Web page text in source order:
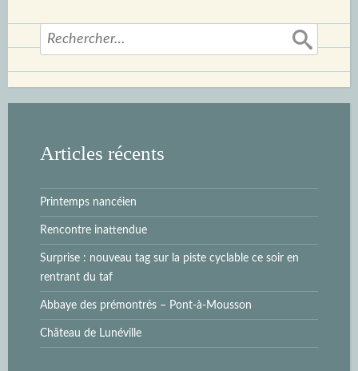
Rechercher :
Articles récents
Printemps nancéien
Rencontre inattendue
Surprise : nouveau tag sur la piste cyclable ce soir en
rentrant du taf
Abbaye des prémontrés – Pont-à-Mousson
Château de Lunéville